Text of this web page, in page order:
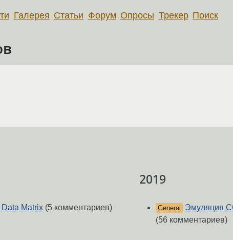
Галерея Статьи Форум Опросы Трекер Поиск
Matrix (5 комментариев)
2019
General
Эмуляция
(56 комментариев)